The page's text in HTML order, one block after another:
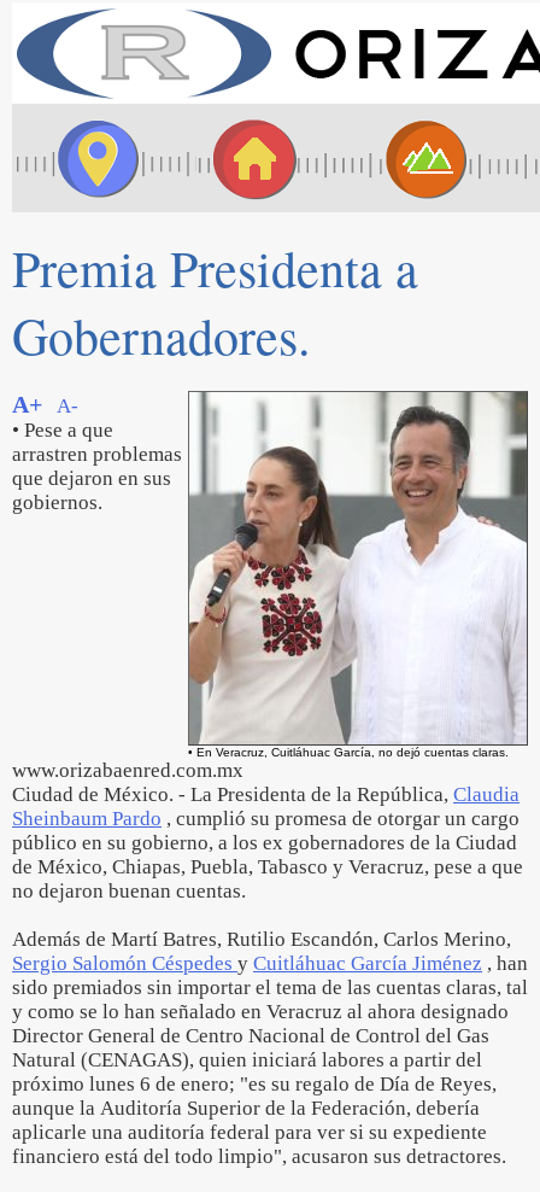
Premia Presidenta a
Gobernadores.
• En Veracruz, Cuitláhuac García, no dejó cuentas claras.
A+
A-
• Pese a que
arrastren problemas
que dejaron en sus
gobiernos.
www.orizabaenred.com.mx
Ciudad de México. - La Presidenta de la República, Claudia
Sheinbaum Pardo , cumplió su promesa de otorgar un cargo
público en su gobierno, a los ex gobernadores de la Ciudad
de México, Chiapas, Puebla, Tabasco y Veracruz, pese a que
no dejaron buenan cuentas.
Además de Martí Batres, Rutilio Escandón, Carlos Merino,
Sergio Salomón Céspedes y Cuitláhuac García Jiménez , han
sido premiados sin importar el tema de las cuentas claras, tal
y como se lo han señalado en Veracruz al ahora designado
Director General de Centro Nacional de Control del Gas
Natural (CENAGAS), quien iniciará labores a partir del
próximo lunes 6 de enero; "es su regalo de Día de Reyes,
aunque la Auditoría Superior de la Federación, debería
aplicarle una auditoría federal para ver si su expediente
financiero está del todo limpio", acusaron sus detractores.